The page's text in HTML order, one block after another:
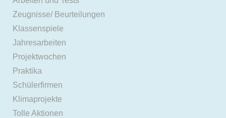
Zeugnisse/ Beurteilungen
Klassenspiele
Jahresarbeiten
Projektwochen
Praktika
Schülerfirmen
Klimaprojekte
Tolle Aktionen